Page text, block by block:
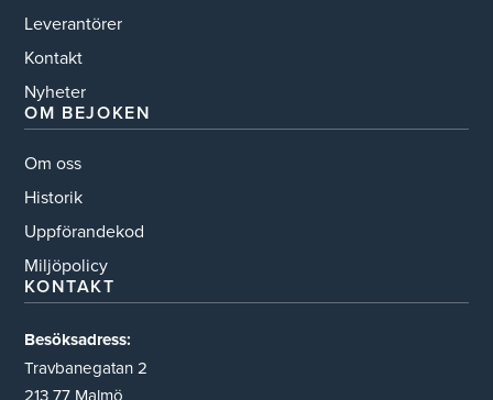
Leverantörer
Kontakt
Nyheter
OM BEJOKEN
Om oss
Historik
Uppförandekod
Miljöpolicy
KONTAKT
Besöksadress:
Travbanegatan 2